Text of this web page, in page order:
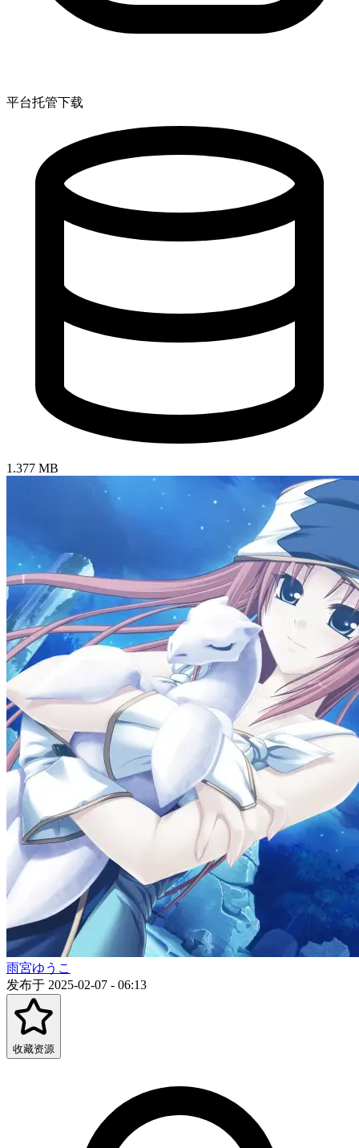
平台托管下载
1.377 MB
雨宮ゆうこ
发布于 2025-02-07 - 06:13
收藏资源